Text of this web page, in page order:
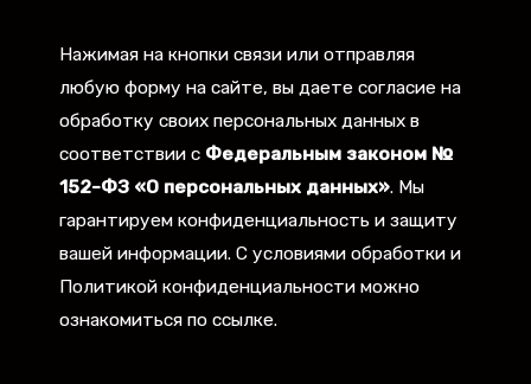
Нажимая на кнопки связи или отправляя
любую форму на сайте, вы даете согласие на
обработку своих персональных данных в
соответствии с Федеральным законом №
152-ФЗ «О персональных данных». Мы
гарантируем конфиденциальность и защиту
вашей информации. С условиями обработки и
Политикой конфиденциальности можно
ознакомиться по ссылке.